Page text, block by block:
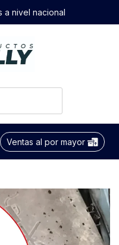
a nivel nacional
Ventas al por mayor